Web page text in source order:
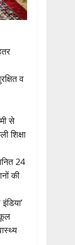
व
से
शिक्षा
24
की